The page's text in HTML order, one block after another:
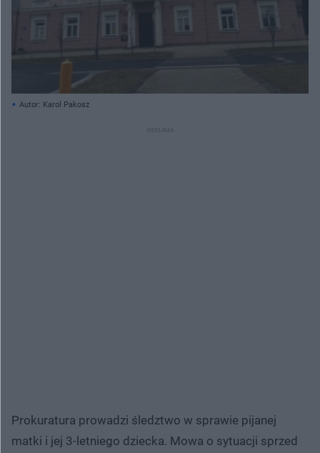
Autor: Karol Pakosz
Prokuratura prowadzi śledztwo w sprawie pijanej
matki i jej 3-letniego dziecka. Mowa o sytuacji sprzed